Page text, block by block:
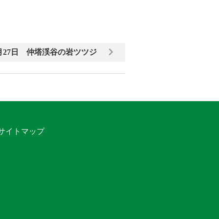
日 仲塔渓谷の岩ツツジ
イトマップ